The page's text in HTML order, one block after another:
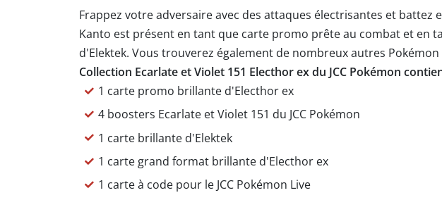
Frappez votre adversaire avec des attaques électrisantes et
Kanto est présent en tant que carte promo prête au combat et
d'Elektek. Vous trouverez également de nombreux autres
Collection Ecarlate et Violet 151 Electhor ex du JCC Pokémon
1 carte promo brillante d'Electhor ex
4 boosters Ecarlate et Violet 151 du JCC Pokémon
1 carte brillante d'Elektek
1 carte grand format brillante d'Electhor ex
1 carte à code pour le JCC Pokémon Live